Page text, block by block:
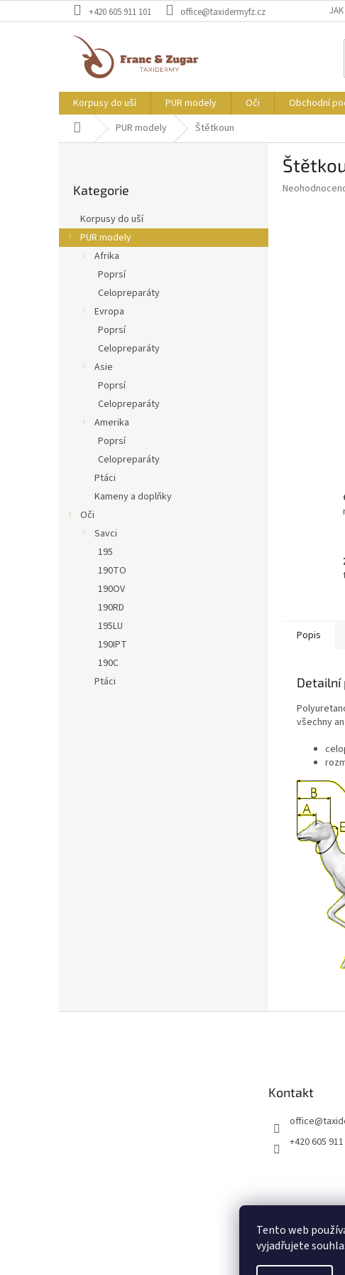
Tento web
vyjadřujete
na
+420 605 911 101 office@taxidermyfz.cz
Korpusy do uší PUR modely Oči Obchodní
Domů PUR modely Štětkoun
a
n
kategorie
Kategorie
Korpusy do uší
PUR modely
Afrika
Poprsí
Celopreparáty
Evropa
Poprsí
Celopreparáty
Asie
Poprsí
Celopreparáty
Amerika
Poprsí
Celopreparáty
Ptáci
Kameny a doplňky
Oči
Savci
195
190TO
190OV
190RD
195LU
190IPT
190C
Ptáci
Průměrné
Popis
Detailní
všechny
Kontakt
office@
+420 605